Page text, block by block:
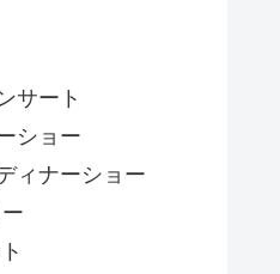
サート
ショー
ィナーショー